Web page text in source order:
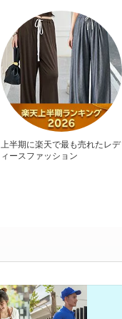
上半期に楽天で最も売れたレデ
ィースファッション